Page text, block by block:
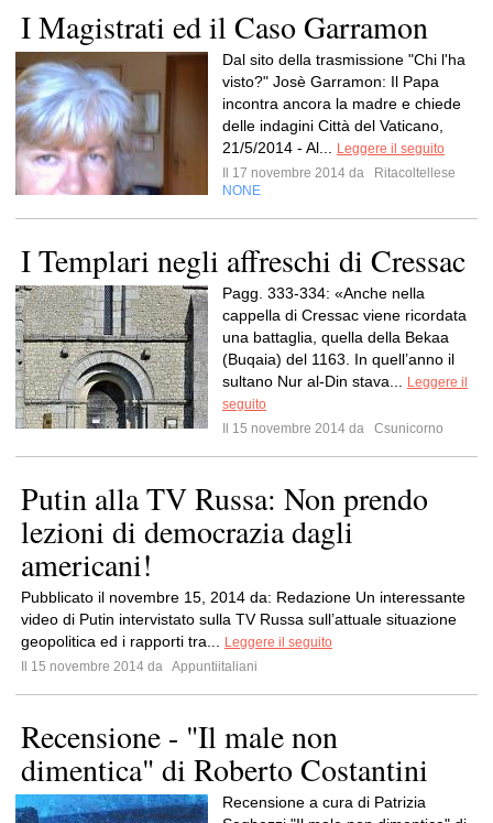
I Magistrati ed il Caso Garramon
Dal sito della trasmissione "Chi l'ha
visto?" Josè Garramon: Il Papa
incontra ancora la madre e chiede
delle indagini Città del Vaticano,
21/5/2014 - Al...
Leggere il seguito
Il 17 novembre 2014 da
Ritacoltellese
NONE
I Templari negli affreschi di Cressac
Pagg. 333-334: «Anche nella
cappella di Cressac viene ricordata
una battaglia, quella della Bekaa
(Buqaia) del 1163. In quell’anno il
sultano Nur al-Din stava...
Leggere il
seguito
Il 15 novembre 2014 da
Csunicorno
Putin alla TV Russa: Non prendo
lezioni di democrazia dagli
americani!
Pubblicato il novembre 15, 2014 da: Redazione Un interessante
video di Putin intervistato sulla TV Russa sull’attuale situazione
geopolitica ed i rapporti tra...
Leggere il seguito
Il 15 novembre 2014 da Appuntiitaliani
Recensione - "Il male non
dimentica" di Roberto Costantini
Recensione a cura di Patrizia